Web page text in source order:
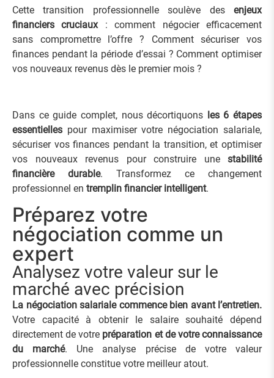
Cette transition professionnelle soulève des enjeux
financiers cruciaux: comment négocier efficacement
sans compromettre l’offre ? Comment sécuriser vos
finances pendant la période d’essai ? Comment optimiser
vos nouveaux revenus dès le premier mois ?
Dans ce guide complet, nous décortiquons les 6 étapes
essentielles pour maximiser votre négociation salariale,
sécuriser vos finances pendant la transition, et optimiser
vos nouveaux revenus pour construire une stabilité
financière durable. Transformez ce changement
professionnel en tremplin financier intelligent.
Préparez votre
négociation comme un
expert
Analysez votre valeur sur le
marché avec précision
La négociation salariale commence bien avant l’entretien.
Votre capacité à obtenir le salaire souhaité dépend
directement de votre préparation et de votre connaissance
du marché. Une analyse précise de votre valeur
professionnelle constitue votre meilleur atout.